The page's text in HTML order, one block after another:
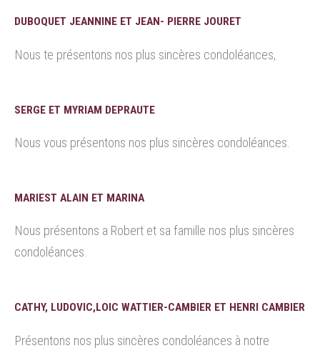
DUBOQUET JEANNINE ET JEAN- PIERRE JOURET
Nous te présentons nos plus sincères condoléances,
SERGE ET MYRIAM DEPRAUTE
Nous vous présentons nos plus sincères condoléances.
MARIEST ALAIN ET MARINA
Nous présentons a Robert et sa famille nos plus sincères
condoléances.
CATHY, LUDOVIC,LOIC WATTIER-CAMBIER ET HENRI CAMBIER
Présentons nos plus sincères condoléances à notre